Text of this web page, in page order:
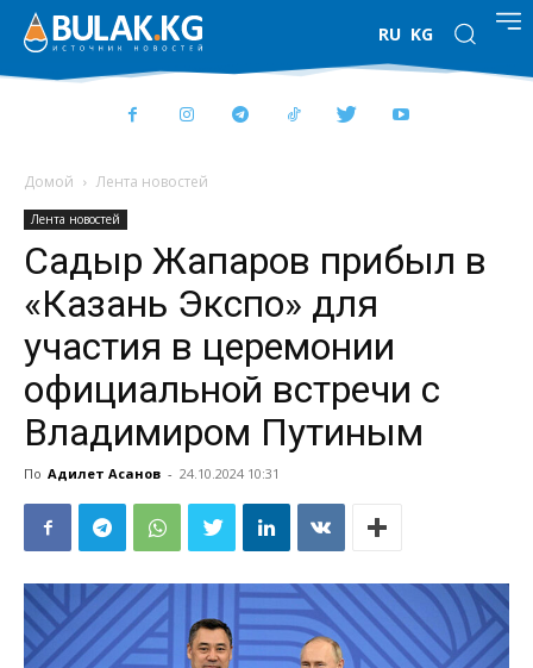
RU KG
Домой Лента новостей
Лента новостей
Садыр Жапаров прибыл в
«Казань Экспо» для
участия в церемонии
официальной встречи с
Владимиром Путиным
По Адилет Асанов - 24.10.2024 10:31